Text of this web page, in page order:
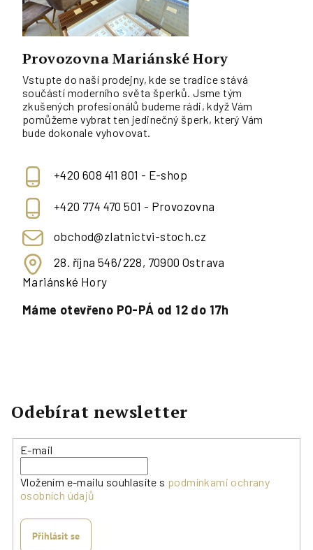
Provozovna Mariánské Hory
Vstupte do naší prodejny, kde se tradice stává
součástí moderního světa šperků. Jsme tým
zkušených profesionálů budeme rádi, když Vám
pomůžeme vybrat ten jedinečný šperk, který Vám
bude dokonale vyhovovat.
+420 608 411 801 - E-shop
+420 774 470 501 - Provozovna
obchod@zlatnictvi-stoch.cz
28. října 546/228, 70900 Ostrava
Mariánské Hory
Máme otevřeno PO-PÁ od 12 do 17h
Odebírat newsletter
E-mail
Vložením e-mailu souhlasíte s podmínkami ochrany
osobních údajů
Přihlásit se